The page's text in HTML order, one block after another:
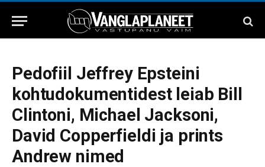
Pedofiil Jeffrey Epsteini
kohtudokumentidest leiab Bill
Clintoni, Michael Jacksoni,
David Copperfieldi ja prints
Andrew nimed